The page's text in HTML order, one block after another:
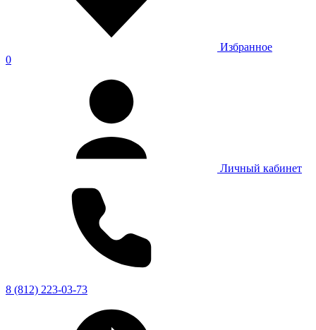
Избранное
0
Личный кабинет
8 (812) 223-03-73